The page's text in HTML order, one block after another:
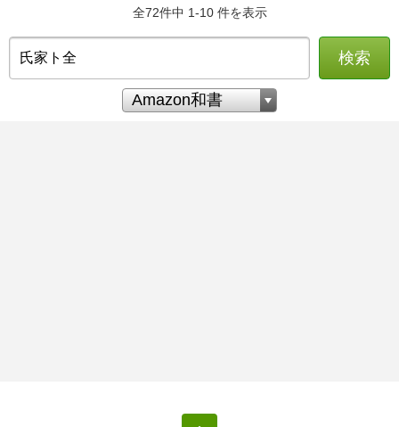
全72件中 1-10 件を表示
検索